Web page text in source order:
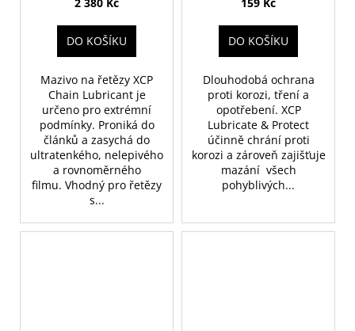
DO KOŠÍKU
Mazivo na řetězy XCP
Chain Lubricant je
určeno pro extrémní
podmínky. Proniká do
článků a zasychá do
ultratenkého, nelepivého
a rovnoměrného
filmu. Vhodný pro řetězy
s...
DO KOŠÍKU
Dlouhodobá ochrana
proti korozi, tření a
opotřebení. XCP
Lubricate & Protect
účinně chrání proti
korozi a zároveň zajišťuje
mazání všech
pohyblivých...